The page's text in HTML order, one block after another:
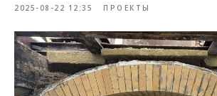
2025-08-22 12:35 ПРОЕКТЫ